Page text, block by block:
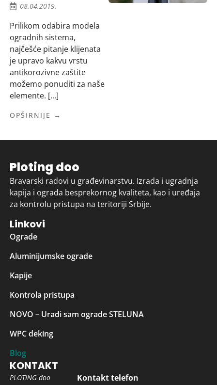
08.04.2019.
Prilikom odabira modela
ogradnih sistema,
najčešće pitanje klijenata
je upravo kakvu vrstu
antikorozivne zaštite
možemo ponuditi za naše
elemente. [...]
OPŠIRNIJE →
Ploting doo
Bravarski radovi u građevinarstvu. Izrada i ugradnja
kapija i ograda besprekornog kvaliteta, kao i uređaja
za kontrolu pristupa na teritoriji Srbije.
Linkovi
Ograde
Aluminijumske ograde
Kapije
Kontrola pristupa
NOVO – Uradi sam ograde STELUNA
WPC deking
Blog
KONTAKT
PLOTING doo
Kontakt telefon